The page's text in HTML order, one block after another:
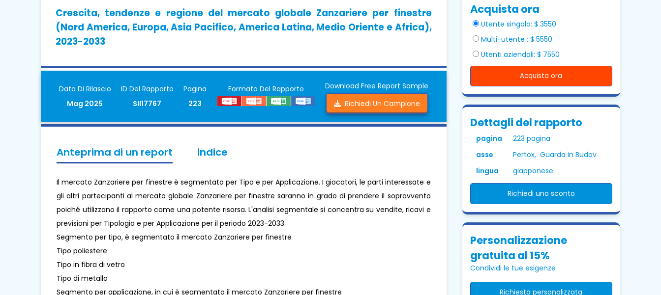
Crescita, tendenze e regione del mercato globale Zanzariere per finestre
(Nord America, Europa, Asia Pacifico, America Latina, Medio Oriente e Africa),
2023-2033
Data Di Rilascio
Mag 2025
ID Del Rapporto
SII17767
Pagina
223
Formato Del Rapporto
Download Free Report Sample
Richiedi Un Campione
Anteprima di un report indice
Il mercato Zanzariere per finestre è segmentato per Tipo e per Applicazione. I giocatori, le parti interessate e
gli altri partecipanti al mercato globale Zanzariere per finestre saranno in grado di prendere il sopravvento
poiché utilizzano il rapporto come una potente risorsa. L'analisi segmentale si concentra su vendite, ricavi e
previsioni per Tipologia e per Applicazione per il periodo 2023-2033.
Segmento per tipo, è segmentato il mercato Zanzariere per finestre
Tipo poliestere
Tipo in fibra di vetro
Tipo di metallo
Segmento per applicazione, in cui è segmentato il mercato Zanzariere per finestre
Acquista ora
Utente singolo: $ 3550
Multi-utente : $ 5550
Utenti aziendali: $ 7550
Acquista ora
Dettagli del rapporto
pagina
223 pagina
asse
Pertox, Guarda in Budov
lingua
giapponese
Richiedi uno sconto
Personalizzazione
gratuita al 15%
Condividi le tue esigenze
Richiesta personalizzata